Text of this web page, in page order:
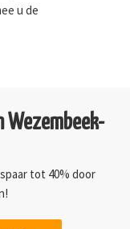
u de
tot 40% door